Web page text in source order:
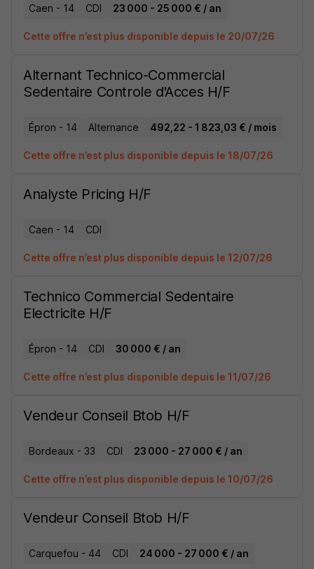
Caen - 14 CDI 23 000 - 25 000 € / an
Cette offre n’est plus disponible depuis le 20/07/26
Alternant Technico-Commercial
Sedentaire Controle d'Acces H/F
Épron - 14 Alternance 492,22 - 1 823,03 € / mois
Cette offre n’est plus disponible depuis le 18/07/26
Analyste Pricing H/F
Caen - 14 CDI
Cette offre n’est plus disponible depuis le 12/07/26
Technico Commercial Sedentaire
Electricite H/F
Épron - 14 CDI 30 000 € / an
Cette offre n’est plus disponible depuis le 11/07/26
Vendeur Conseil Btob H/F
Bordeaux - 33 CDI 23 000 - 27 000 € / an
Cette offre n’est plus disponible depuis le 10/07/26
Vendeur Conseil Btob H/F
Carquefou - 44 CDI 24 000 - 27 000 € / an